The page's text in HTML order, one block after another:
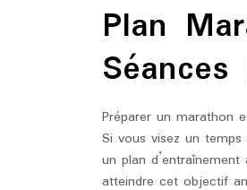
2025
Plan
Préparer un marathon
Si vous visez un
un plan
atteindre cet objectif